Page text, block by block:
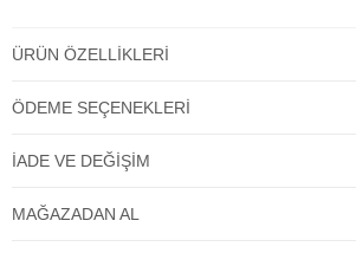
ÜRÜN ÖZELLIKLERI
ÖDEME SEÇENEKLERI
İADE VE DEĞIŞIM
MAĞAZADAN AL